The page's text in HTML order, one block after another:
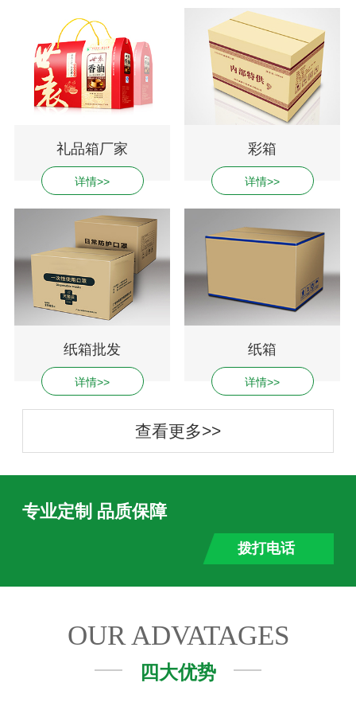
礼品箱厂家
详情>>
彩箱
详情>>
纸箱批发
详情>>
纸箱
详情>>
查看更多>>
专业定制 品质保障
拨打电话
OUR ADVATAGES
四大优势